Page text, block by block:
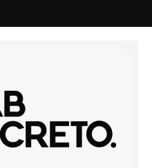
estratégica que
em resultado
de profundidade em